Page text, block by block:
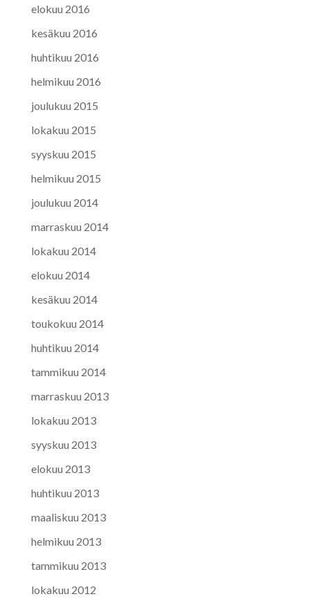
elokuu 2016
kesäkuu 2016
huhtikuu 2016
helmikuu 2016
joulukuu 2015
lokakuu 2015
syyskuu 2015
helmikuu 2015
joulukuu 2014
marraskuu 2014
lokakuu 2014
elokuu 2014
kesäkuu 2014
toukokuu 2014
huhtikuu 2014
tammikuu 2014
marraskuu 2013
lokakuu 2013
syyskuu 2013
elokuu 2013
huhtikuu 2013
maaliskuu 2013
helmikuu 2013
tammikuu 2013
lokakuu 2012